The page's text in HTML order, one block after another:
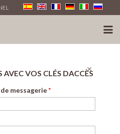
VOS CLÉS DACCÈS
messagerie*
×